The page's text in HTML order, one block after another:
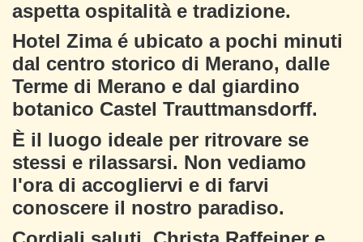
aspetta ospitalità e tradizione.
Hotel Zima é ubicato a pochi minuti
dal centro storico di Merano, dalle
Terme di Merano e dal giardino
botanico Castel Trauttmansdorff.
È il luogo ideale per ritrovare se
stessi e rilassarsi. Non vediamo
l'ora di accogliervi e di farvi
conoscere il nostro paradiso.